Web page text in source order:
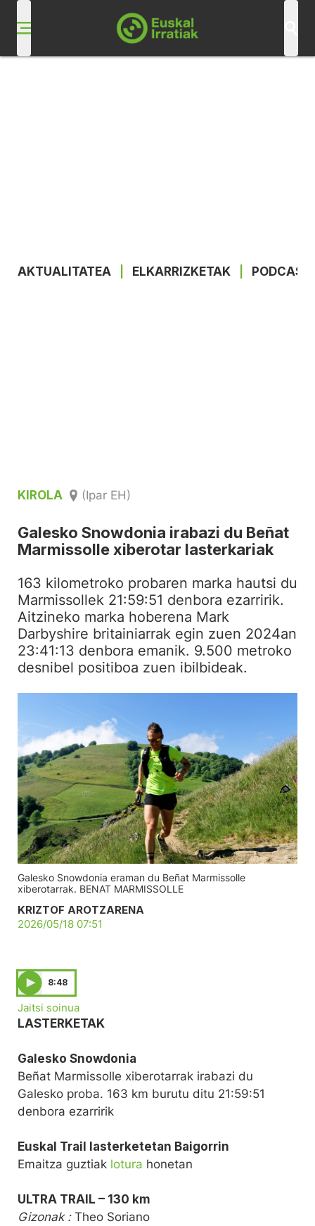
AKTUALITATEA ELKARRIZKETAK
KIROLA (Ipar EH)
Galesko Snowdonia irabazi du Beñat
Marmissolle xiberotar lasterkariak
163 kilometroko probaren marka hautsi du
Marmissollek 21:59:51 denbora ezarririk.
Aitzineko marka hoberena Mark
Darbyshire britainiarrak egin zuen 2024an
23:41:13 denbora emanik. 9.500 metroko
desnibel positiboa zuen ibilbideak.
Galesko Snowdonia eraman du Beñat Marmissolle
xiberotarrak. BENAT MARMISSOLLE
KRIZTOF AROTZARENA
2026/05/18 07:51
8:48
Jaitsi soinua
LASTERKETAK
Galesko Snowdonia
Beñat Marmissolle xiberotarrak irabazi du
Galesko proba. 163 km burutu ditu 21:59:51
denbora ezarririk
Euskal Trail lasterketetan Baigorrin
Emaitza guztiak lotura honetan
ULTRA TRAIL – 130 km
Gizonak : Theo Soriano